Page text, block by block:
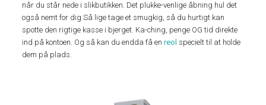
når du står nede i slikbutikken. Det plukke-venlige åbning hul det
også nemt for dig Så lige tage et smugkig, så du hurtigt kan
spotte den rigtige kasse i bjerget. Ka-ching, penge OG tid direkte
ind på kontoen. Og så kan du endda få enreol specielt til at holde
dem på plads.